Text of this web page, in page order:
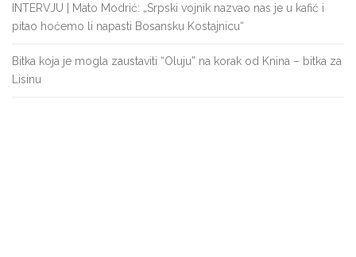
INTERVJU | Mato Modrić: „Srpski vojnik nazvao nas je u kafić i
pitao hoćemo li napasti Bosansku Kostajnicu“
Bitka koja je mogla zaustaviti “Oluju” na korak od Knina – bitka za
Lisinu